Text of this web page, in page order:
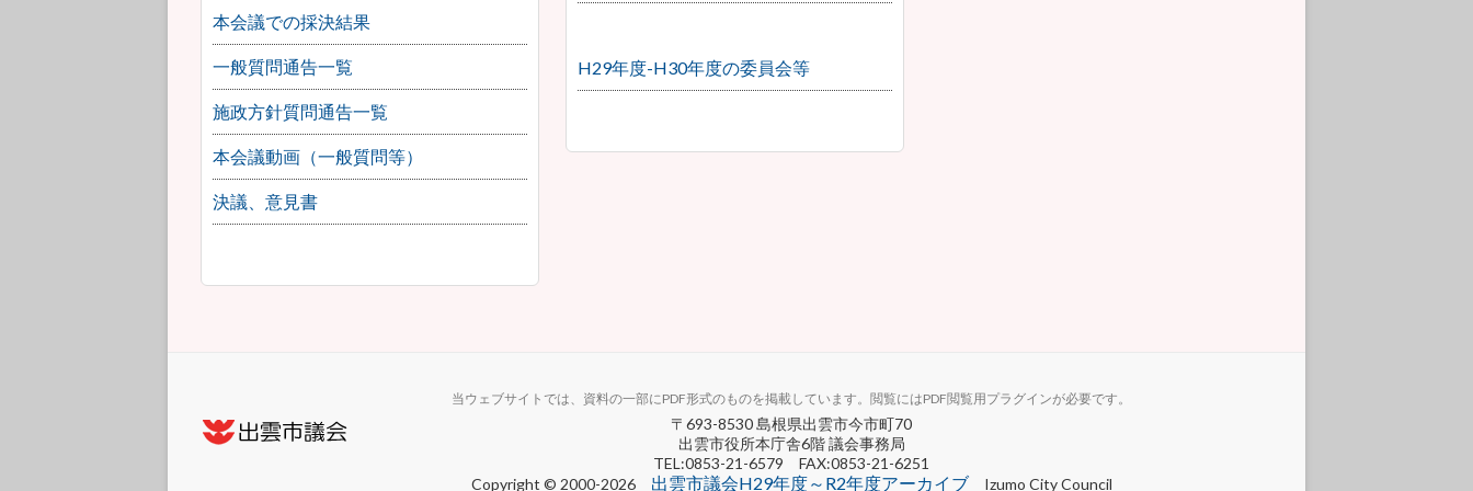
本会議での採決結果
一般質問通告一覧
施政方針質問通告一覧
本会議動画（一般質問等）
決議、意見書
H29年度-H30年度の委員会等
当ウェブサイトでは、資料の一部にPDF形式のものを掲載しています。閲覧にはPDF閲覧用プラグインが必要です。
〒693-8530 島根県出雲市今市町70
出雲市役所本庁舎6階 議会事務局
TEL:0853-21-6579 FAX:0853-21-6251
Copyright © 2000-2026 出雲市議会H29年度～R2年度アーカイブIzumo City Council